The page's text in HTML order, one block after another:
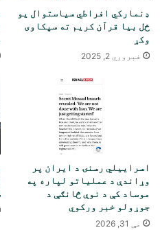
ډنمارکي افراطي سیاستوال یو
ځل بیا قرآن کریم ته سپکاوی
وکړ
فبروري 2, 2025
اسراییلي رسنۍ د ایران پر
وړاندې د عملیاتو لپاره په
موساد کې د نوې څانګې د
جوړولو خبر ورکوي
مې 31, 2026